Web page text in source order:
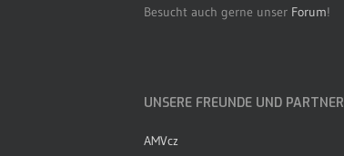
Besucht auch gerne unser Forum!
UNSERE FREUNDE UND PARTNER
AMVcz